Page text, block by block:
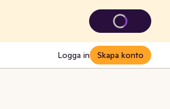
Logga in Skapa konto